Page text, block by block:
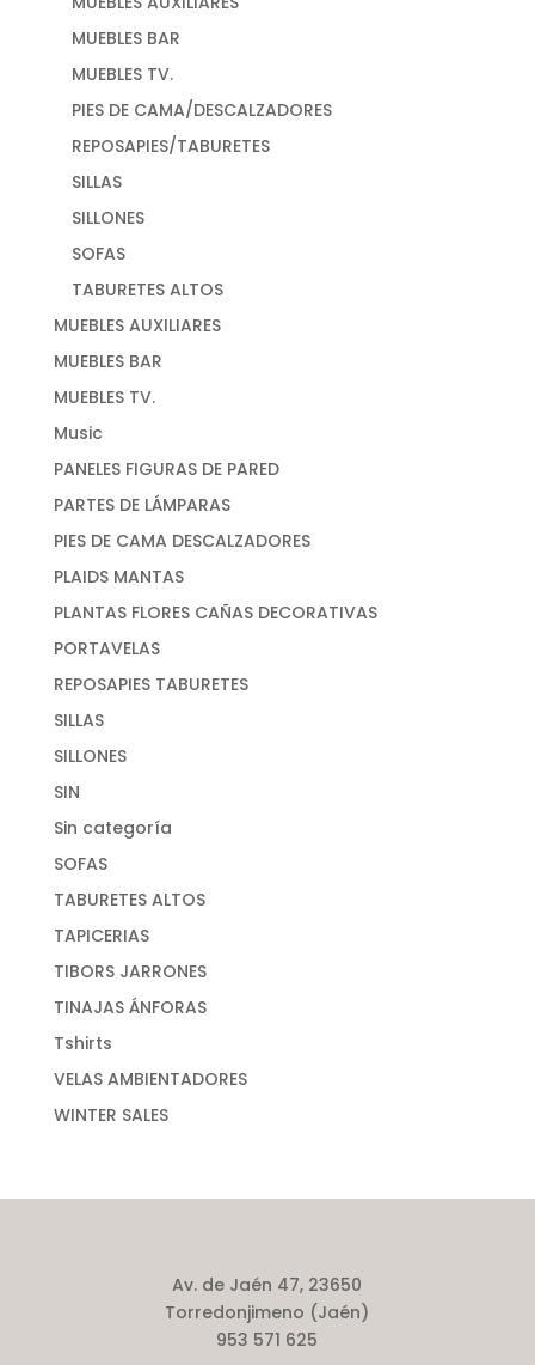
MUEBLES BAR
MUEBLES TV.
PIES DE CAMA/DESCALZADORES
REPOSAPIES/TABURETES
SILLAS
SILLONES
SOFAS
TABURETES ALTOS
MUEBLES AUXILIARES
MUEBLES BAR
MUEBLES TV.
Music
PANELES FIGURAS DE PARED
PARTES DE LÁMPARAS
PIES DE CAMA DESCALZADORES
PLAIDS MANTAS
PLANTAS FLORES CAÑAS DECORATIVAS
PORTAVELAS
REPOSAPIES TABURETES
SILLAS
SILLONES
SIN
Sin categoría
SOFAS
TABURETES ALTOS
TAPICERIAS
TIBORS JARRONES
TINAJAS ÁNFORAS
Tshirts
VELAS AMBIENTADORES
WINTER SALES
Av. de Jaén 47, 23650
Torredonjimeno (Jaén)
953 571 625